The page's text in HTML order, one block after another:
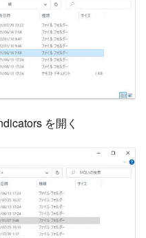
を開く